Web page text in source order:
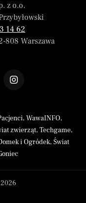
z o.o.
14 62
808 Warszawa
, WawaINFO,
zwierząt, Techgame,
i Ogródek, Świat